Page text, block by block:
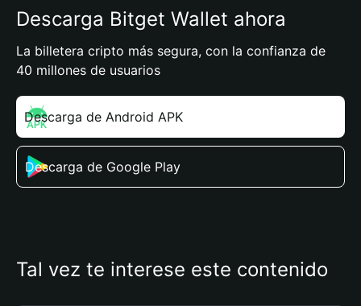
Descarga Bitget Wallet ahora
La billetera cripto más segura, con la confianza de
40 millones de usuarios
Descarga de Android APK
Descarga de Google Play
Tal vez te interese este contenido